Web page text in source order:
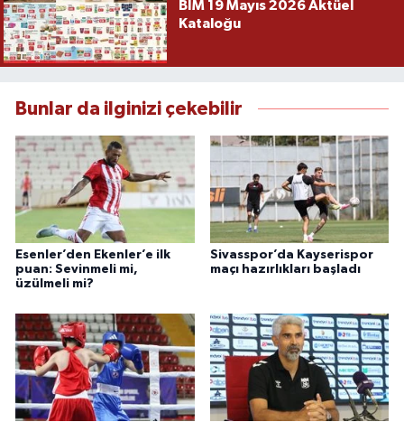
BİM 19 Mayıs 2026 Aktüel
Kataloğu
Bunlar da ilginizi çekebilir
Esenler’den Ekenler’e ilk
puan: Sevinmeli mi,
üzülmeli mi?
Sivasspor’da Kayserispor
maçı hazırlıkları başladı